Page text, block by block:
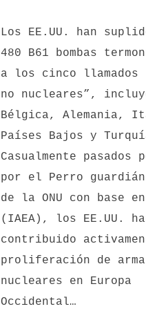
Los EE.UU. han
480 B61 bombas
a los cinco llamados
no nucleares”,
Bélgica, Alemania,
Países Bajos y
Casualmente pasados
por el Perro
de la ONU con base
(IAEA), los EE.UU.
contribuido
proliferación de
nucleares en Europa
Occidental…